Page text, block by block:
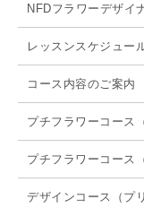
NFDフラワーデザイ
レッスンスケジュー
コース内容のご案内
プチフラワーコース
プチフラワーコース
デザインコース（プ